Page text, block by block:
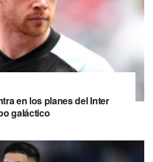
en los planes del Inter
galáctico